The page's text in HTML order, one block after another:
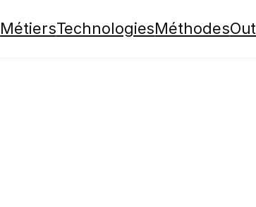
MétiersTechnologiesMéthodes